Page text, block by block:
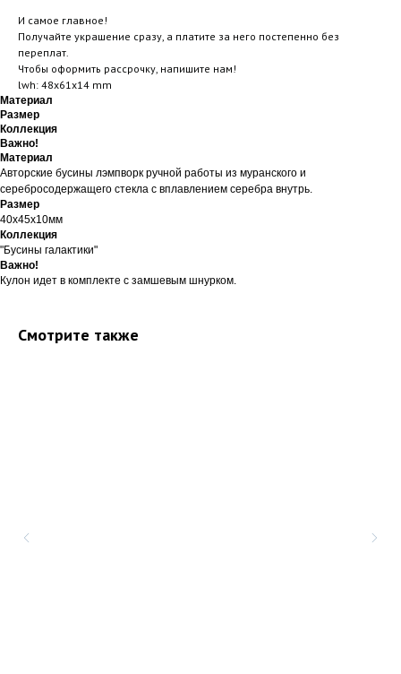
И самое главное!
Получайте украшение сразу, а платите за него постепенно без
переплат.
Чтобы оформить рассрочку, напишите нам!
lwh: 48x61x14 mm
Материал
Размер
Коллекция
Важно!
Материал
Авторские бусины лэмпворк ручной работы из муранского и
серебросодержащего стекла с вплавлением серебра внутрь.
Размер
40х45х10мм
Коллекция
"Бусины галактики"
Важно!
Кулон идет в комплекте с замшевым шнурком.
Смотрите также